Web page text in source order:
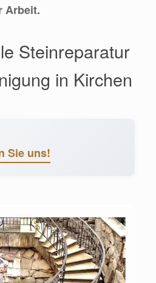
Arbeit.
Steinreparatur
in Kirchen
Sie uns!